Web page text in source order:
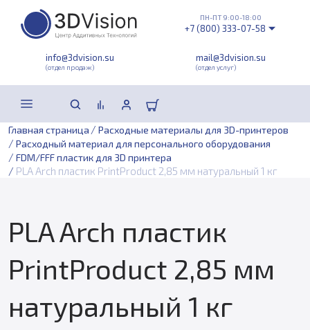
info@3dvision.su
(отдел продаж)
mail@3dvision.su
(отдел услуг)
ПН-ПТ 9:00-18:00
+7 (800) 333-07-58
Главная страница / Расходные материалы для 3D-принтеров
/ Расходный материал для персонального оборудования
/ FDM/FFF пластик для 3D принтера
/ PLA Arch пластик PrintProduct 2,85 мм натуральный 1 кг
PLA Arch пластик
PrintProduct 2,85 мм
натуральный 1 кг